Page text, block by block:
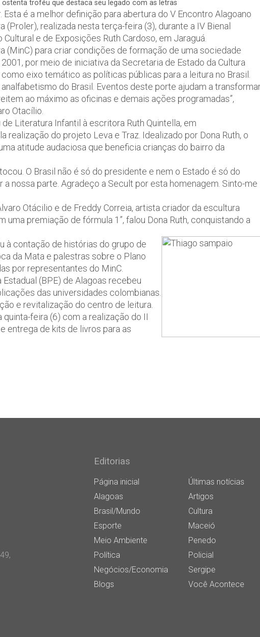
troféu que destaca seu legado com as letras
é a melhor definição para abertura do V Encontro Alagoano
realizada nesta terça-feira (3), durante a IV Bienal
e de Exposições Ruth Cardoso, em Jaraguá.
(MinC) para criar condições de formação de uma sociedade
por meio de iniciativa da Secretaria de Estado da Cultura
eixo temático as políticas públicas para a leitura no Brasil.
do Brasil. Eventos deste porte ajudam a
ao máximo as oficinas e demais ações programadas”,
Otacílio.
Literatura Infantil à escritora Ruth Quintella, em
realização do projeto Leva e Traz. Idealizado por Dona Ruth, o
atitude audaciosa que beneficia crianças do bairro da
O Brasil não é só do presidente e nem o Estado é só do
nossa parte. Agradeço a Secult por esta homenagem. Sinto-me
Otácilio e de Freddy Correia, artista criador da escultura
uma premiação de fórmula 1”, falou Dona Ruth, conquistando a
à contação de histórias do grupo de
da Mata e palestras sobre o Plano
por representantes do MinC.
(BPE) de Alagoas recebeu
das universidades colombianas.
e revitalização do centro de leitura.
feira (6) com a realização do II
entrega de kits de livros para as
Editorias
Página inicial
Últimas notícias
Alagoas
Artigos
Brasil/Mundo
Cultura
Esporte
Maceió
Meio Ambiente
Penedo
Política
Policial
Negócios/Economia
Sergipe
Blogs
Você Acontece